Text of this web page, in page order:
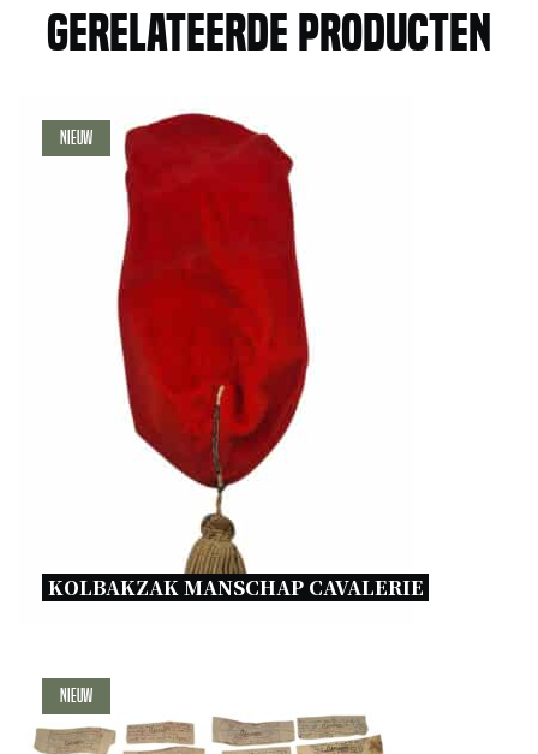
Gerelateerde producten
Nieuw
KOLBAKZAK MANSCHAP CAVALERIE
Nieuw